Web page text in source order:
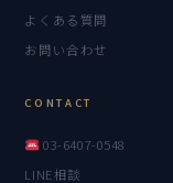
よくある質問
お問い合わせ
CONTACT
03-6407-0548
LINE相談